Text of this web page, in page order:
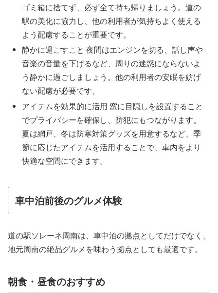
ゴミ箱に捨てず、必ず全て持ち帰りましょう。道の
駅の美化に協力し、他の利用者が気持ちよく使える
よう配慮することが重要です。
静かに過ごすこと 夜間はエンジンを切る、話し声や
音楽の音量を下げるなど、周りの迷惑にならないよ
う静かに過ごしましょう。他の利用者の安眠を妨げ
ない配慮が必要です。
アイテムを効果的に活用 窓に目隠しを設置すること
でプライバシーを確保し、防犯にもつながります。
夏は網戸、冬は防寒対策グッズを用意するなど、季
節に応じたアイテムを活用することで、車内をより
快適な空間にできます。
車中泊前後のグルメ体験
道の駅ソレーネ周南は、車中泊の拠点としてだけでなく、
地元周南の絶品グルメを味わう拠点としても最適です。
朝食・昼食のおすすめ